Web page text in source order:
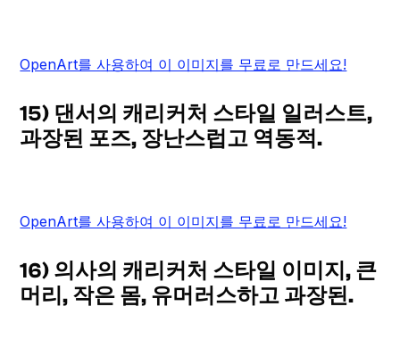
OpenArt를 사용하여 이 이미지를 무료로 만드세요!
15) 댄서의 캐리커처 스타일 일러스트,
과장된 포즈, 장난스럽고 역동적.
OpenArt를 사용하여 이 이미지를 무료로 만드세요!
16) 의사의 캐리커처 스타일 이미지, 큰
머리, 작은 몸, 유머러스하고 과장된.